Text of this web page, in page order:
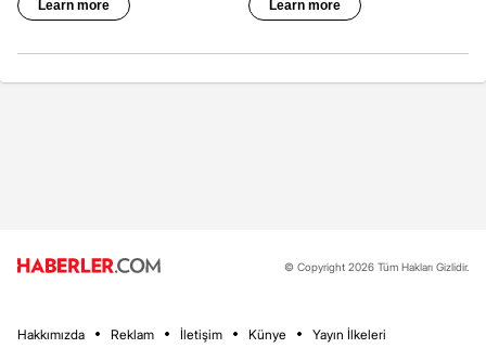
© Copyright 2026 Tüm Hakları Gizlidir.
Hakkımızda Reklam İletişim Künye Yayın İlkeleri